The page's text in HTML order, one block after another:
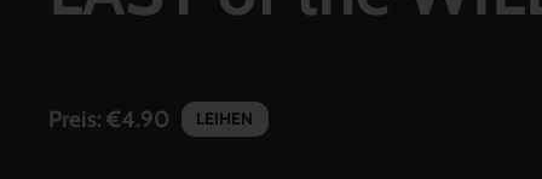
Preis: €4.90 LEIHEN